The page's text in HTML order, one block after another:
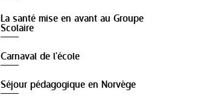
La santé mise en avant au Groupe
Scolaire
Carnaval de l'école
Séjour pédagogique en Norvège